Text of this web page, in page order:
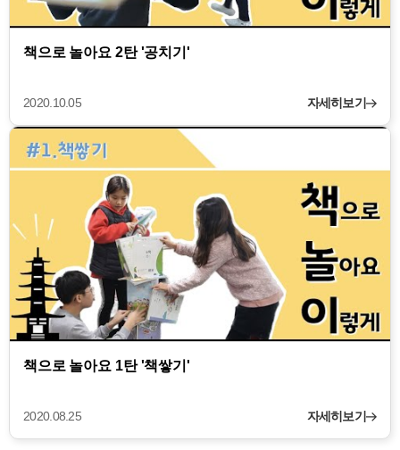
책으로 놀아요 2탄 '공치기'
2020.10.05 자세히보기
책으로 놀아요 1탄 '책쌓기'
2020.08.25 자세히보기